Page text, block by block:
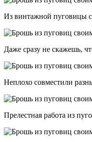
Из винтажной пуговицы
Даже сразу не скажешь,
Неплохо совместили
Прелестная работа из